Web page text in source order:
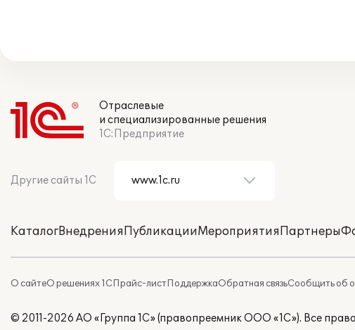
Отраслевые
и специализированные решения
1С:Предприятие
Другие сайты 1С
КаталогВнедренияПубликацииМероприятияПартнеры
О сайтеО решениях 1СПрайс-листПоддержкаОбратная связьСообщить об
© 2011-2026 АО «Группа 1С» (правопреемник ООО «1С»). Все